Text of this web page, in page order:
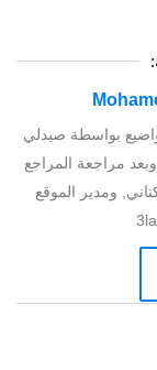
بواسطة صيدلي
مراجعة المراجع
ومدير الموقع